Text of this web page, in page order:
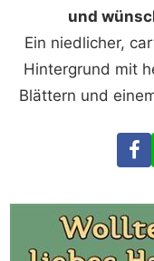
und
Ein niedlicher,
Hintergrund mit
Blättern und